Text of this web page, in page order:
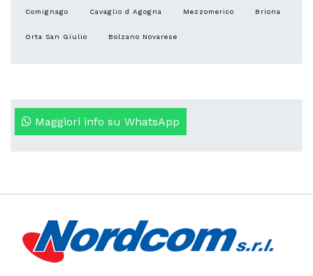
Comignago Cavaglio d Agogna Mezzomerico Briona
Orta San Giulio Bolzano Novarese
Maggiori info su WhatsApp